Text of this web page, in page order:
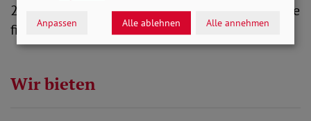
2 des Mitgliedsantrages, den Sie
auch online
finden.
Wir bieten
Anpassen Alle ablehnen Alle annehmen